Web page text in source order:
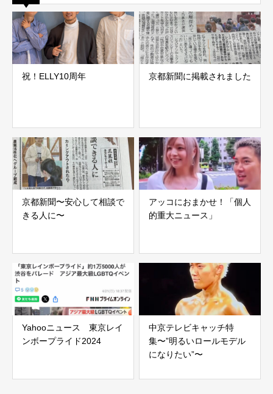
祝！ELLY10周年 京都新聞に掲載されました
京都新聞〜安心して相談で
きる人に〜
アッコにおまかせ！「個人
的重大ニュース」
Yahooニュース 東京レイ
ンボープライド2024
中京テレビキャッチ特
集〜”明るいロールモデル
になりたい”〜